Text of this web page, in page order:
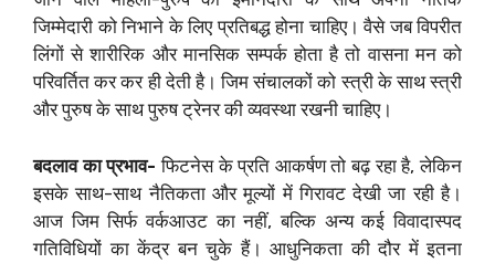
जिम्मेदारी को निभाने के लिए प्रतिबद्ध होना चाहिए। वैसे जब विपरीत
लिंगों से शारीरिक और मानसिक सम्पर्क होता है तो वासना मन को
परिवर्तित कर कर ही देती है। जिम संचालकों को स्त्री के साथ स्त्री
और पुरुष के साथ पुरुष ट्रेनर की व्यवस्था रखनी चाहिए।
बदलाव का प्रभाव-फिटनेस के प्रति आकर्षण तो बढ़ रहा है, लेकिन
इसके साथ-साथ नैतिकता और मूल्यों में गिरावट देखी जा रही है।
आज जिम सिर्फ वर्कआउट का नहीं, बल्कि अन्य कई विवादास्पद
गतिविधियों का केंद्र बन चुके हैं। आधुनिकता की दौर में इतना